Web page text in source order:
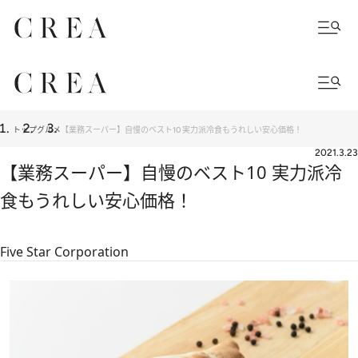
トップグルメ 【業務スーパー】自慢のベスト10 実力派冷食もうれしい安心価格！
2021.3.23
【業務スーパー】自慢のベスト10 実力派冷
食もうれしい安心価格！
Five Star Corporation